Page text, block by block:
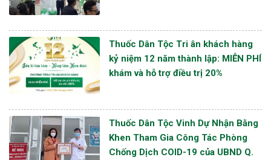
Thuốc Dân Tộc Tri ân khách hàng
kỷ niệm 12 năm thành lập: MIỄN PHÍ
khám và hỗ trợ điều trị 20%
Thuốc Dân Tộc Vinh Dự Nhận Bằng
Khen Tham Gia Công Tác Phòng
Chống Dịch COID-19 của UBND Q.